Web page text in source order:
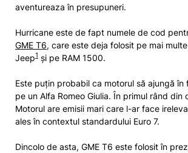
aventureaza în presupuneri.
Hurricane este de fapt numele de cod
GME T6, care este deja folosit pe mai
Jeep1 și pe RAM 1500.
Este puțin probabil ca motorul să ajungă în
pe un Alfa Romeo Giulia. În primul rând din
Motorul are emisii mari care l-ar face
ales în contextul standardului Euro 7.
Dincolo de asta, GME T6 este folosit în